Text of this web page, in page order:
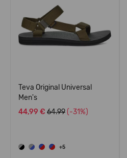
Teva Original Universal
Men's
44,99 € 64.99 (-31%)
+5